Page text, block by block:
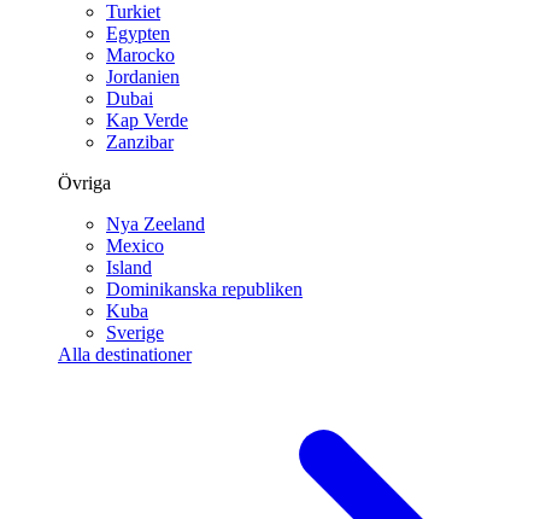
Turkiet
Egypten
Marocko
Jordanien
Dubai
Kap Verde
Zanzibar
Övriga
Nya Zeeland
Mexico
Island
Dominikanska republiken
Kuba
Sverige
Alla destinationer